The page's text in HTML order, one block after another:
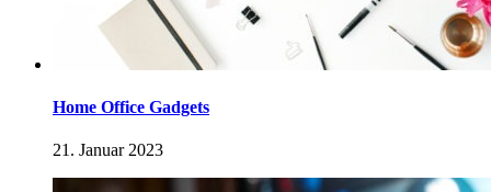
Home Office Gadgets
21. Januar 2023